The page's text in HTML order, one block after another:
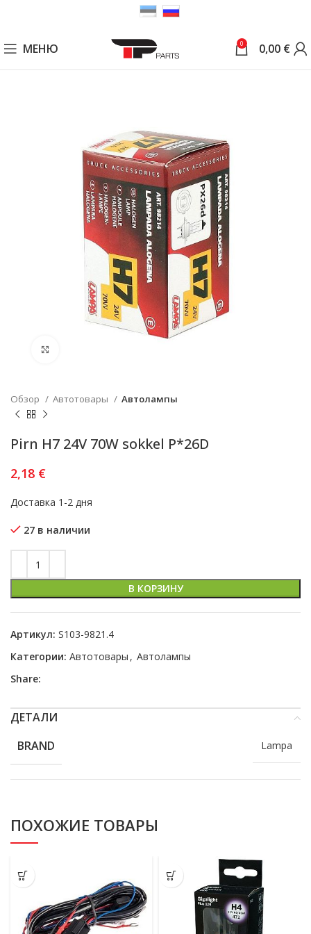
МЕНЮ 0 0,00 €
Обзор Автотовары Автолампы
Pirn H7 24V 70W sokkel P*26D
2,18 €
Доставка 1-2 дня
27 в наличии
В КОРЗИНУ
Артикул: S103-9821.4
Категории: Автотовары , Автолампы
Share:
ДЕТАЛИ
BRAND
Lampa
ПОХОЖИЕ ТОВАРЫ